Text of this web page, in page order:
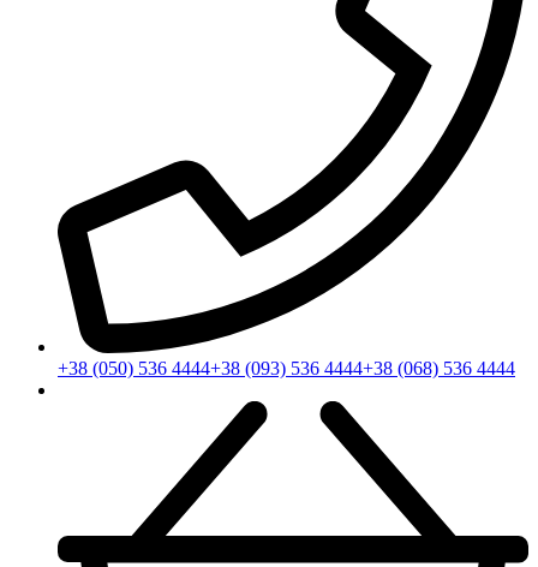
+38 (050) 536 4444+38 (093) 536 4444+38 (068) 536 4444